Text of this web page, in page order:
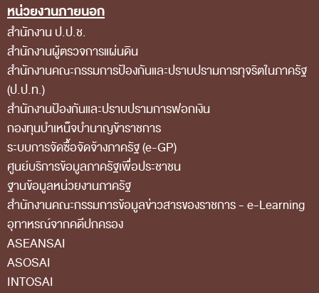
หน่วยงานภายนอก
สำนักงาน ป.ป.ช.
สำนักงานผู้ตรวจการแผ่นดิน
สำนักงานคณะกรรมการป้องกันและปราบปรามการทุจริตในภาครัฐ
(ป.ป.ท.)
สำนักงานป้องกันและปราบปรามการฟอกเงิน
กองทุนบำเหน็จบำนาญข้าราชการ
ระบบการจัดซื้อจัดจ้างภาครัฐ (e-GP)
ศูนย์บริการข้อมูลภาครัฐเพื่อประชาชน
ฐานข้อมูลหน่วยงานภาครัฐ
สํานักงานคณะกรรมการข้อมูลข่าวสารของราชการ - e-Learning
อุทาหรณ์จากคดีปกครอง
ASEANSAI
ASOSAI
INTOSAI